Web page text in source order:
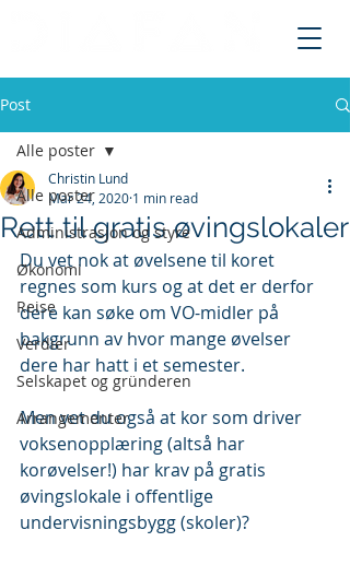
Post
Alle poster
Administrasjon og styre
Økonomi
Reise
Verdier
Selskapet og gründeren
Arrangementer
Alle poster
Rett til gratis øvingslokaler
Christin Lund
Mar 24, 2020 1 min read
Du vet nok at øvelsene til koret
regnes som kurs og at det er derfor
dere kan søke om VO-midler på
bakgrunn av hvor mange øvelser
dere har hatt i et semester.
Men vet du også at kor som driver
voksenopplæring (altså har
korøvelser!) har krav på gratis
øvingslokale i offentlige
undervisningsbygg (skoler)?